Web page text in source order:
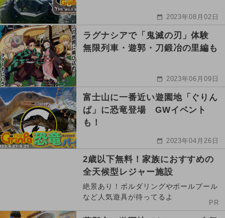
2023年08月02日
ラグナシアで「鬼滅の刃」体験
無限列車・遊郭・刀鍛冶の里編も
2023年06月09日
富士山に一番近い遊園地「ぐりん
ぱ」に恐竜登場 GWイベント
も！
2023年04月26日
2歳以下無料！家族におすすめの
全天候型レジャー施設
絶景あり！ボルダリングやボールプール
など人気遊具が待ってるよ
PR